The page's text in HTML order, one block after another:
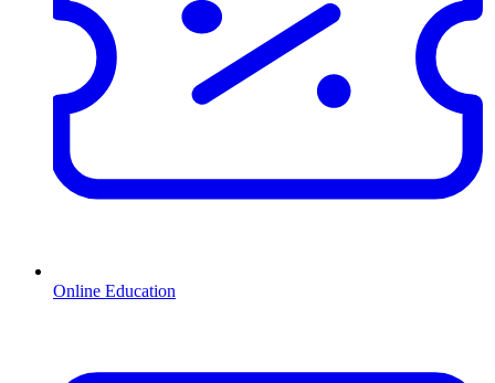
Online Education